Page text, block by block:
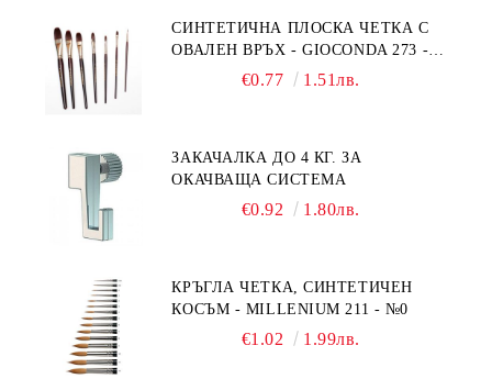
СИНТЕТИЧНА ПЛОСКА ЧЕТКА С
ОВАЛЕН ВРЪХ - GIOCONDA 273 -
€0.77 1.51лв.
ЗАКАЧАЛКА ДО 4 КГ. ЗА
ОКАЧВАЩА СИСТЕМА
€0.92 1.80лв.
КРЪГЛА ЧЕТКА, СИНТЕТИЧЕН
КОСЪМ - MILLENIUM 211 - №0
€1.02 1.99лв.